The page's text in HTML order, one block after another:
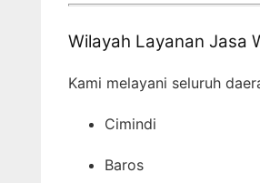
Wilayah Layanan Jasa
Kami melayani seluruh
Cimindi
Baros